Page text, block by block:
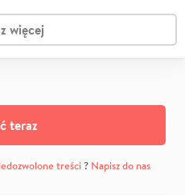
więcej
teraz
treści? Napisz do nas